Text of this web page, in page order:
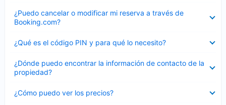
¿Puedo cancelar o modificar mi reserva a través de
Booking.com?
cerrado
¿Qué es el código PIN y para qué lo necesito?
cerrado
¿Dónde puedo encontrar la información de contacto de la
propiedad?
cerrado
¿Cómo puedo ver los precios?
cerrado